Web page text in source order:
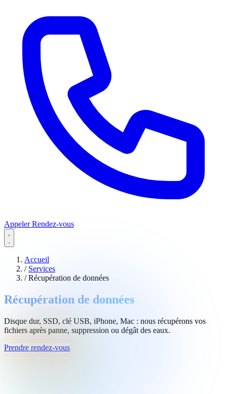
AppelerRendez-vous
Accueil
/ Services
/ Récupération de données
Récupération de données
Disque dur, SSD, clé USB, iPhone, Mac : nous récupérons vos
fichiers après panne, suppression ou dégât des eaux.
Prendre rendez-vous